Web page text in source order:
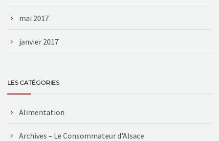
mai 2017
janvier 2017
LES CATÉGORIES
Alimentation
Archives – Le Consommateur d'Alsace